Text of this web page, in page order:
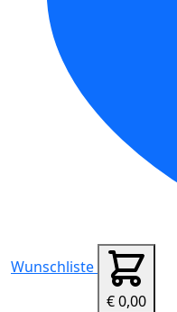
Wunschliste
€ 0,00